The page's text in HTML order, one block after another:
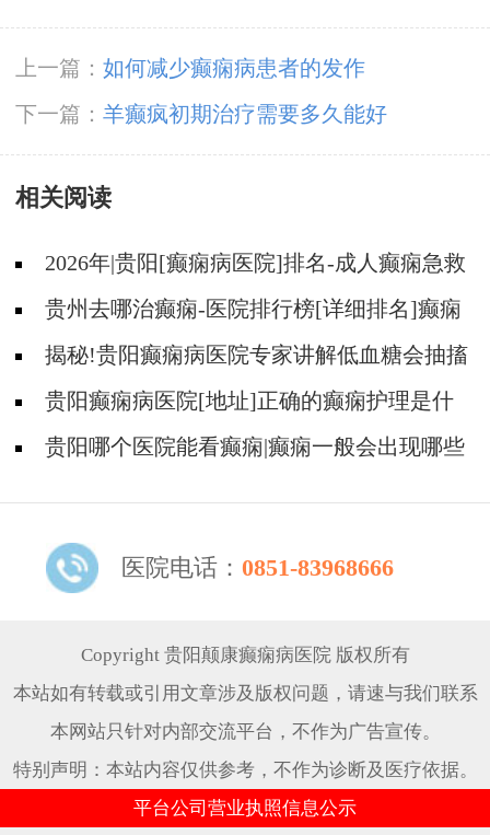
上一篇： 如何减少癫痫病患者的发作
下一篇： 羊癫疯初期治疗需要多久能好
相关阅读
2026年|贵阳[癫痫病医院]排名-成人癫痫急救
措施护理
贵州去哪治癫痫-医院排行榜[详细排名]癫痫
病人可以吃什么食物?
揭秘!贵阳癫痫病医院专家讲解低血糖会抽搐
吗?贵阳癫痫病医院[地址]正确的癫痫护理是什
么?贵阳哪个医院能看癫痫|癫痫一般会出现哪些
医院电话： 0851-83968666
Copyright 贵阳颠康癫痫病医院 版权所有
本站如有转载或引用文章涉及版权问题，请速与我们联系
本网站只针对内部交流平台，不作为广告宣传。
特别声明：本站内容仅供参考，不作为诊断及医疗依据。
平台公司营业执照信息公示